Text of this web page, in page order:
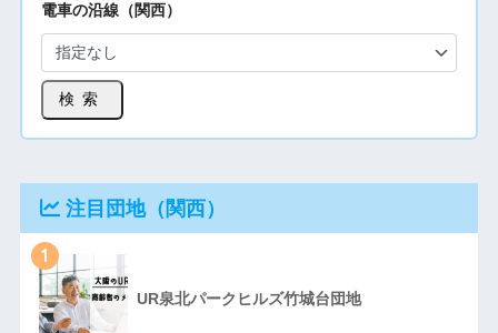
電車の沿線（関西）
検索
注目団地（関西）
1
UR泉北パークヒルズ竹城台団地